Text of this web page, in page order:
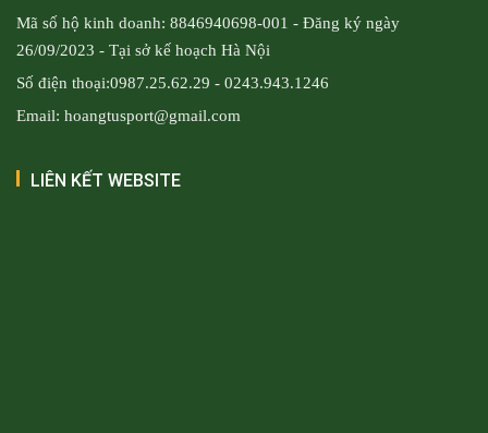
Mã số hộ kinh doanh: 8846940698-001 - Đăng ký ngày
26/09/2023 - Tại sở kế hoạch Hà Nội
Số điện thoại:0987.25.62.29 - 0243.943.1246
Email: hoangtusport@gmail.com
LIÊN KẾT WEBSITE